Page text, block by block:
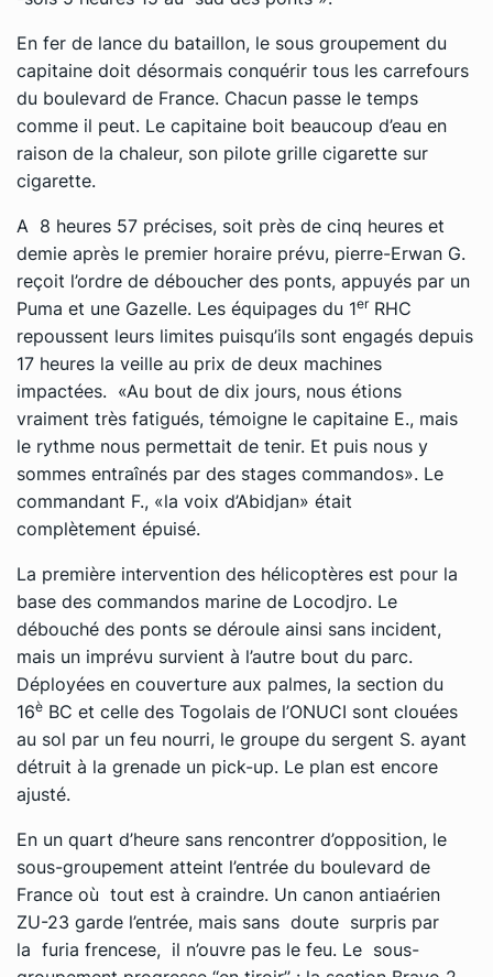
En fer de lance du bataillon, le sous groupement du
capitaine doit désormais conquérir tous les carrefours
du boulevard de France. Chacun passe le temps
comme il peut. Le capitaine boit beaucoup d’eau en
raison de la chaleur, son pilote grille cigarette sur
cigarette.
A 8 heures 57 précises, soit près de cinq heures et
demie après le premier horaire prévu, pierre-Erwan G.
reçoit l’ordre de déboucher des ponts, appuyés par un
Puma et une Gazelle. Les équipages du 1erRHC
repoussent leurs limites puisqu’ils sont engagés depuis
17 heures la veille au prix de deux machines
impactées. «Au bout de dix jours, nous étions
vraiment très fatigués, témoigne le capitaine E., mais
le rythme nous permettait de tenir. Et puis nous y
sommes entraînés par des stages commandos». Le
commandant F., «la voix d’Abidjan» était
complètement épuisé.
La première intervention des hélicoptères est pour la
base des commandos marine de Locodjro. Le
débouché des ponts se déroule ainsi sans incident,
mais un imprévu survient à l’autre bout du parc.
Déployées en couverture aux palmes, la section du
16è BC et celle des Togolais de l’ONUCI sont clouées
au sol par un feu nourri, le groupe du sergent S. ayant
détruit à la grenade un pick-up. Le plan est encore
ajusté.
En un quart d’heure sans rencontrer d’opposition, le
sous-groupement atteint l’entrée du boulevard de
France où tout est à craindre. Un canon antiaérien
ZU-23 garde l’entrée, mais sans doute surpris par
la furia frencese, il n’ouvre pas le feu. Le sous-